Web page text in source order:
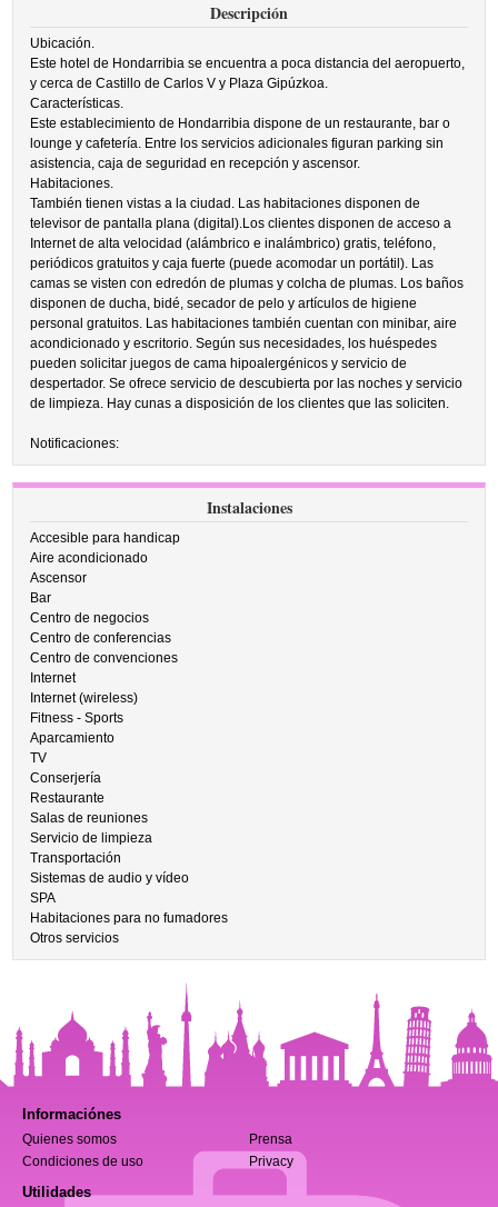
Descripción
Ubicación.
Este hotel de Hondarribia se encuentra a poca distancia del aeropuerto,
y cerca de Castillo de Carlos V y Plaza Gipúzkoa.
Características.
Este establecimiento de Hondarribia dispone de un restaurante, bar o
lounge y cafetería. Entre los servicios adicionales figuran parking sin
asistencia, caja de seguridad en recepción y ascensor.
Habitaciones.
También tienen vistas a la ciudad. Las habitaciones disponen de
televisor de pantalla plana (digital).Los clientes disponen de acceso a
Internet de alta velocidad (alámbrico e inalámbrico) gratis, teléfono,
periódicos gratuitos y caja fuerte (puede acomodar un portátil). Las
camas se visten con edredón de plumas y colcha de plumas. Los baños
disponen de ducha, bidé, secador de pelo y artículos de higiene
personal gratuitos. Las habitaciones también cuentan con minibar, aire
acondicionado y escritorio. Según sus necesidades, los huéspedes
pueden solicitar juegos de cama hipoalergénicos y servicio de
despertador. Se ofrece servicio de descubierta por las noches y servicio
de limpieza. Hay cunas a disposición de los clientes que las soliciten.
Notificaciones:
Instalaciones
Accesible para handicap
Aire acondicionado
Ascensor
Bar
Centro de negocios
Centro de conferencias
Centro de convenciones
Internet
Internet (wireless)
Fitness - Sports
Aparcamiento
TV
Conserjería
Restaurante
Salas de reuniones
Servicio de limpieza
Transportación
Sistemas de audio y vídeo
SPA
Habitaciones para no fumadores
Otros servicios
Informaciónes
Quienes somos
Prensa
Condiciones de uso
Privacy
Utilidades